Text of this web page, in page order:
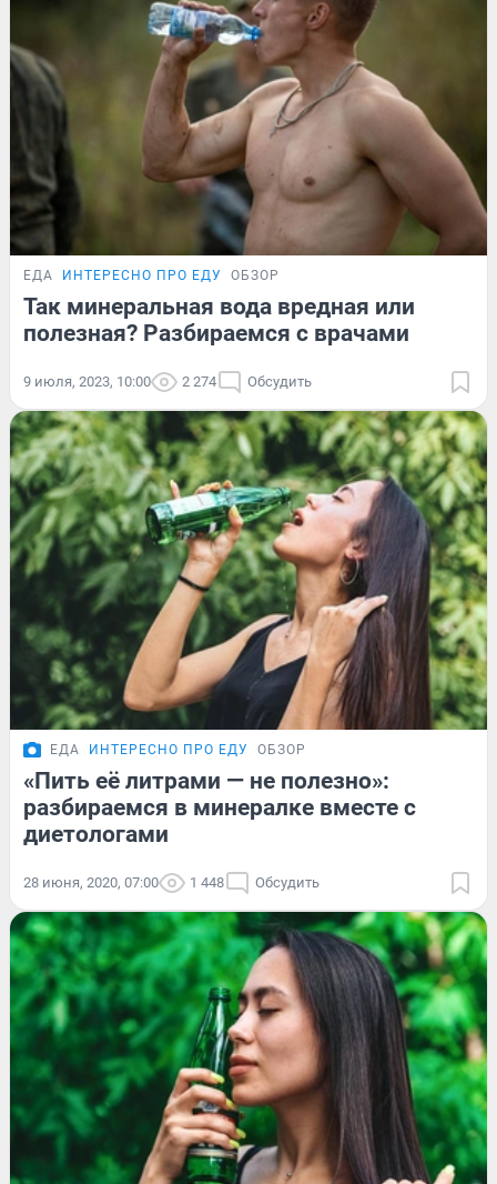
ЕДА ИНТЕРЕСНО ПРО ЕДУ ОБЗОР
Так минеральная вода вредная или
полезная? Разбираемся с врачами
9 июля, 2023, 10:00 2 274 Обсудить
ЕДА ИНТЕРЕСНО ПРО ЕДУ ОБЗОР
«Пить её литрами — не полезно»:
разбираемся в минералке вместе с
диетологами
28 июня, 2020, 07:00 1 448 Обсудить